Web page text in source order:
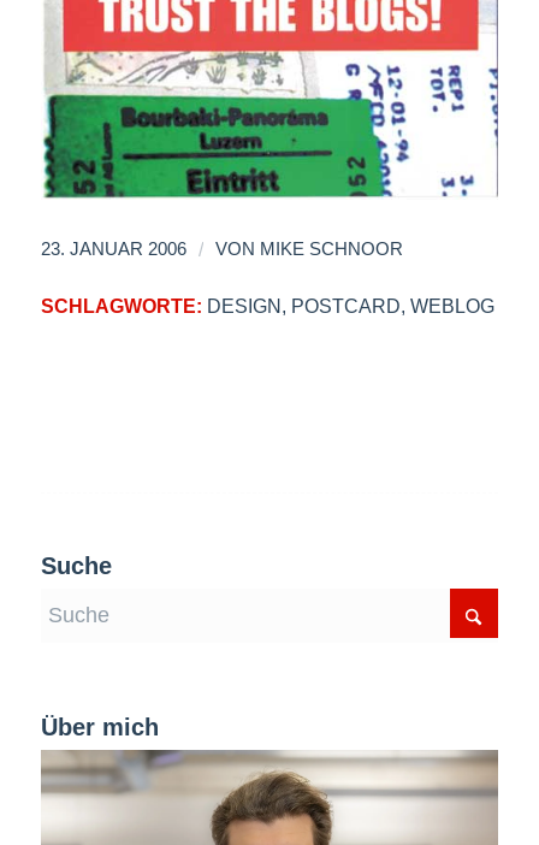
23. JANUAR 2006 / VON MIKE SCHNOOR
SCHLAGWORTE: DESIGN, POSTCARD, WEBLOG
Suche
Über mich